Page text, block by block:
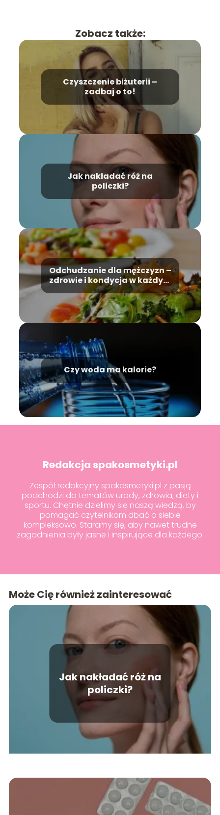
Zobacz także:
Czyszczenie biżuterii –
zadbaj o to!
Jak nakładać róż na
policzki?
Odchudzanie dla mężczyzn –
zdrowie i kondycja w każdym
wieku
Czy woda ma kalorie?
Redakcja spakosmetyki.pl
Zespół redakcyjny spakosmetyki.pl z pasją
podchodzi do tematów urody, zdrowia, diety i
sportu. Chętnie dzielimy się naszą wiedzą, by
pomagać czytelnikom dbać o siebie
kompleksowo. Staramy się, aby nawet trudne
zagadnienia były jasne i inspirujące dla każdego.
Może Cię również zainteresować
Jak nakładać róż na
policzki?